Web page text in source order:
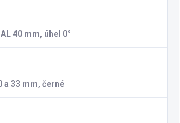
40 mm, úhel 0°
a 33 mm, černé